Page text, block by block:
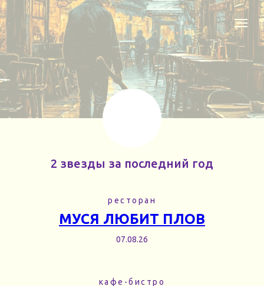
2 звезды за последний год
ресторан
МУСЯ ЛЮБИТ ПЛОВ
07.08.26
кафе-бистро